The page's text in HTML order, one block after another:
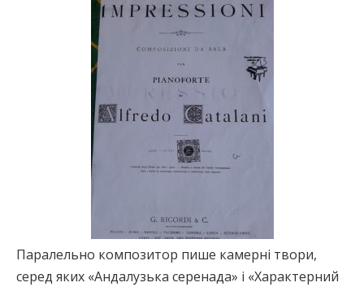
Паралельно композитор пише камерні твори,
серед яких «Андалузька серенада» і «Характерний